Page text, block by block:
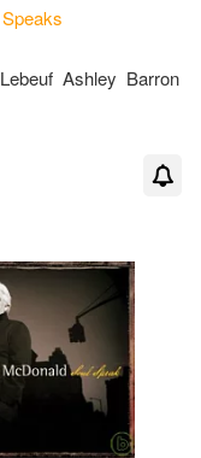
Speaks
Lebeuf Ashley Barron